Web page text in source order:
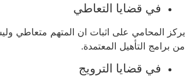
في قضايا التعاطي
يركز المحامي على اثبات ان المتهم متعاطي
من برامج التأهيل المعتمدة.
في قضايا الترويج